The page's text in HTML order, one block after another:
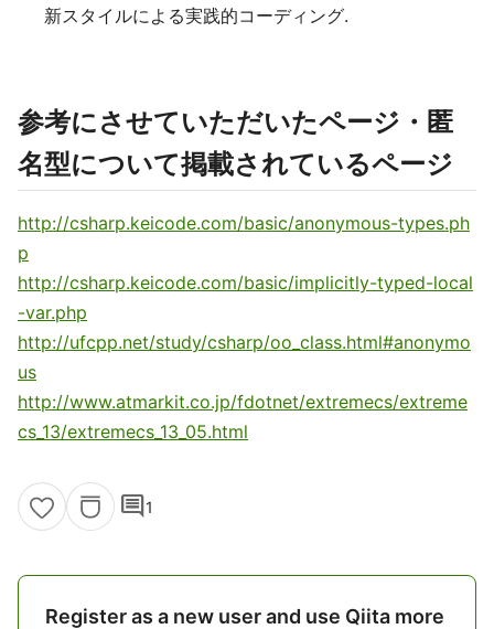
新スタイルによる実践的コーディング.
参考にさせていただいたページ・匿
名型について掲載されているページ
http://csharp.keicode.com/basic/anonymous-types.ph
p
http://csharp.keicode.com/basic/implicitly-typed-local
-var.php
http://ufcpp.net/study/csharp/oo_class.html#anonymo
us
http://www.atmarkit.co.jp/fdotnet/extremecs/extreme
cs_13/extremecs_13_05.html
comment1
Register as a new user and use Qiita more